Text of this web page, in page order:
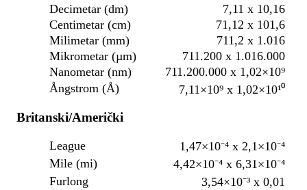
Decimetar (dm)
7,11 x 10,16
Centimetar (cm)
71,12 x 101,6
Milimetar (mm)
711,2 x 1.016
Mikrometar (µm)
711.200 x 1.016.000
Nanometar (nm)
711.200.000 x 1,02×10⁹
Ångstrom (Å)
7,11×10⁹ x 1,02×10¹⁰
Britanski/Američki
League
1,47×10⁻⁴ x 2,1×10⁻⁴
Mile (mi)
4,42×10⁻⁴ x 6,31×10⁻⁴
Furlong
3,54×10⁻³ x 0,01